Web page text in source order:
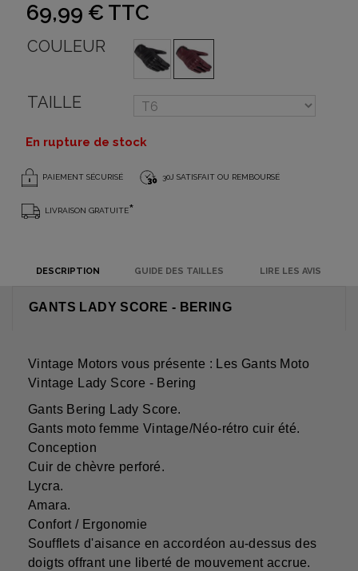
69,99 € TTC
COULEUR
TAILLE
En rupture de stock
PAIEMENT SÉCURISÉ 30J SATISFAIT OU REMBOURSÉ
LIVRAISON GRATUITE*
DESCRIPTION GUIDE DES TAILLES LIRE LES AVIS
GANTS LADY SCORE - BERING
Vintage Motors vous présente : Les Gants Moto
Vintage Lady Score - Bering
Gants Bering Lady Score.
Gants moto femme Vintage/Néo-rétro cuir été.
Conception
Cuir de chèvre perforé.
Lycra.
Amara.
Confort / Ergonomie
Soufflets d'aisance en accordéon au-dessus des
doigts offrant une liberté de mouvement accrue.